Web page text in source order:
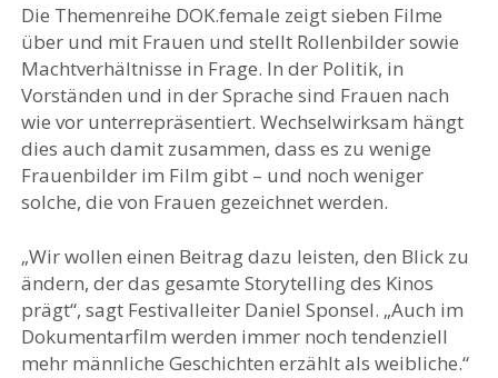
Die Themenreihe DOK.female zeigt sieben Filme
über und mit Frauen und stellt Rollenbilder sowie
Machtverhältnisse in Frage. In der Politik, in
Vorständen und in der Sprache sind Frauen nach
wie vor unterrepräsentiert. Wechselwirksam hängt
dies auch damit zusammen, dass es zu wenige
Frauenbilder im Film gibt – und noch weniger
solche, die von Frauen gezeichnet werden.
„Wir wollen einen Beitrag dazu leisten, den Blick zu
ändern, der das gesamte Storytelling des Kinos
prägt“, sagt Festivalleiter Daniel Sponsel. „Auch im
Dokumentarfilm werden immer noch tendenziell
mehr männliche Geschichten erzählt als weibliche.“